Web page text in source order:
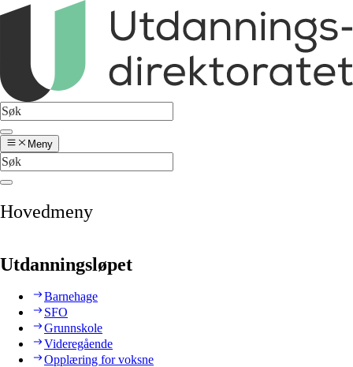
Meny
Hovedmeny
Utdanningsløpet
Barnehage
SFO
Grunnskole
Videregående
Opplæring for voksne